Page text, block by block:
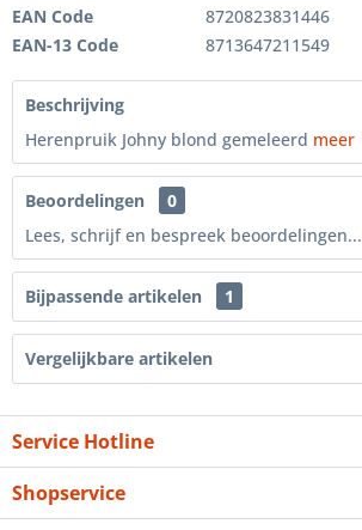
EAN Code
8720823831446
EAN-13 Code
8713647211549
Beschrijving
Herenpruik Johny blond gemeleerd meer
Beoordelingen
0
Lees, schrijf en bespreek beoordelingen...
Bijpassende artikelen 1
Vergelijkbare artikelen
Service Hotline
Shopservice